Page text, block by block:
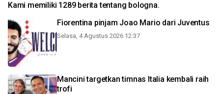
Kami memiliki 1289 berita tentang bologna.
Fiorentina pinjam Joao Mario dari Juventus
Selasa, 4 Agustus 2026 12:37
Mancini targetkan timnas Italia kembali raih
trofi